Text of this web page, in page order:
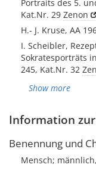
Portraits des 5.
Kat.Nr. 29 Zenon
H.- J. Kruse, AA
I. Scheibler,
Sokratesporträts
245, Kat.Nr. 32
Show more
Information
Benennung und
Mensch;